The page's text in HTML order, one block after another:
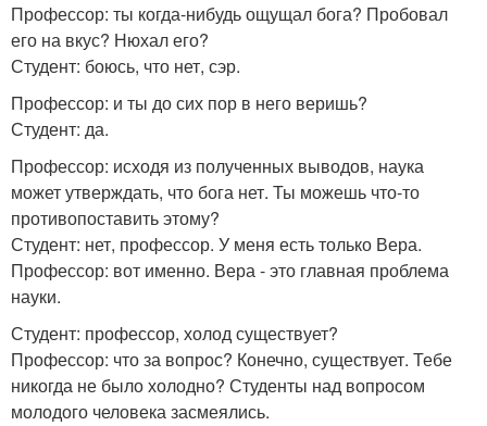
Профессор: ты когда-нибудь ощущал бога? Пробовал
его на вкус? Нюхал его?
Студент: боюсь, что нет, сэр.
Профессор: и ты до сих пор в него веришь?
Студент: да.
Профессор: исходя из полученных выводов, наука
может утверждать, что бога нет. Ты можешь что-то
противопоставить этому?
Студент: нет, профессор. У меня есть только Вера.
Профессор: вот именно. Вера - это главная проблема
науки.
Студент: профессор, холод существует?
Профессор: что за вопрос? Конечно, существует. Тебе
никогда не было холодно? Студенты над вопросом
молодого человека засмеялись.